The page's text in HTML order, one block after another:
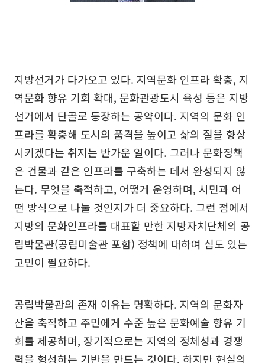
지방선거가 다가오고 있다. 지역문화 인프라 확충, 지
역문화 향유 기회 확대, 문화관광도시 육성 등은 지방
선거에서 단골로 등장하는 공약이다. 지역의 문화 인
프라를 확충해 도시의 품격을 높이고 삶의 질을 향상
시키겠다는 취지는 반가운 일이다. 그러나 문화정책
은 건물과 같은 인프라를 구축하는 데서 완성되지 않
는다. 무엇을 축적하고, 어떻게 운영하며, 시민과 어
떤 방식으로 나눌 것인지가 더 중요하다. 그런 점에서
지방의 문화인프라를 대표할 만한 지방자치단체의 공
립박물관(공립미술관 포함) 정책에 대하여 심도 있는
고민이 필요하다.
공립박물관의 존재 이유는 명확하다. 지역의 문화자
산을 축적하고 주민에게 수준 높은 문화예술 향유 기
회를 제공하며, 장기적으로는 지역의 정체성과 경쟁
력을 형성하는 기반을 만드는 것이다. 하지만 현실의